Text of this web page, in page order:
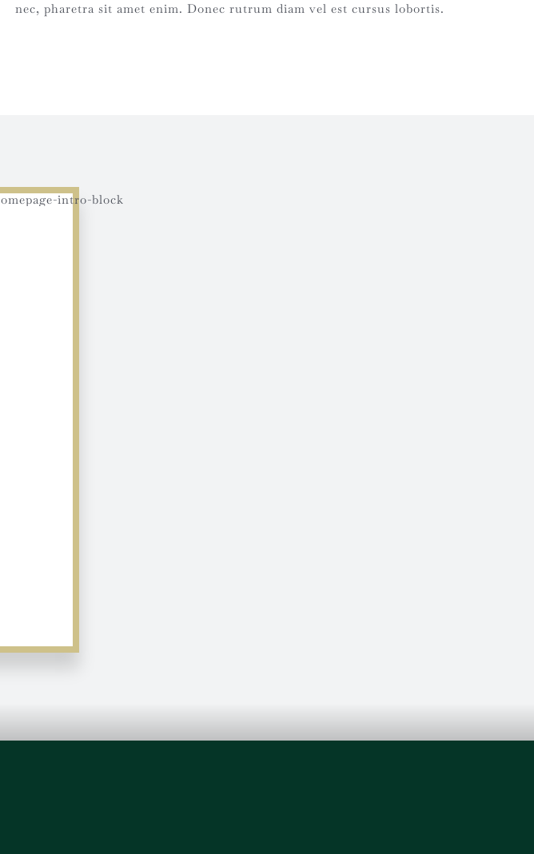
nec, pharetra sit amet enim. Donec rutrum diam vel est cursus lobortis.